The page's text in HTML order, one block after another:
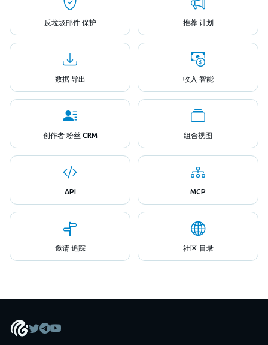
反垃圾邮件 保护 推荐 计划
数据 导出 收入 智能
创作者 粉丝 CRM 组合视图
API MCP
邀请 追踪 社区 目录